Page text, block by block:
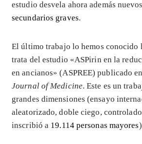
estudio desvela ahora además
secundarios graves.
El último trabajo lo hemos conocido
trata del estudio «ASPirin en la
en ancianos» (ASPREE) publicado
Journal of Medicine. Este es un
grandes dimensiones (ensayo
aleatorizado, doble ciego,
inscribió a 19.114 personas mayores